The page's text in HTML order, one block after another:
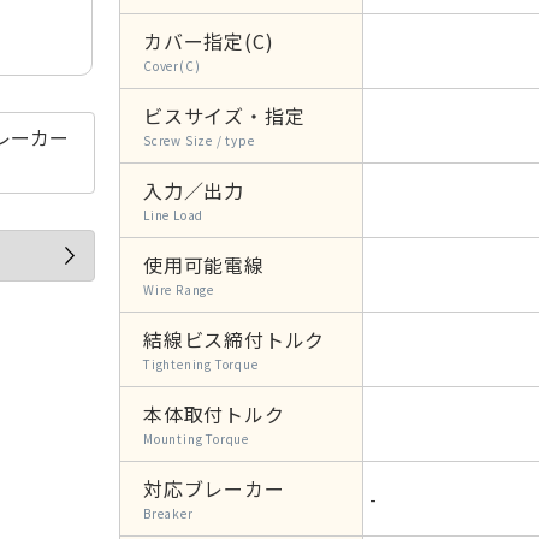
ーカー
カバー指定(C)
Cover(C)
ビスサイズ・指定
Screw Size / type
入力／出力
Line Load
使用可能電線
Wire Range
結線ビス締付トルク
Tightening Torque
本体取付トルク
Mounting Torque
対応ブレーカー
Breaker
-